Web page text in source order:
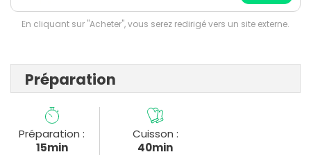
En cliquant sur "Acheter", vous serez redirigé vers un site externe.
Préparation
Préparation :
15min
Cuisson :
40min